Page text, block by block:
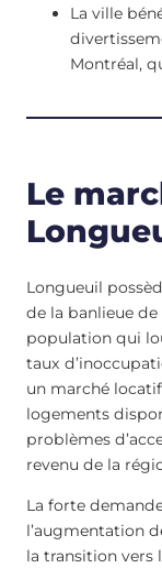
La ville
Montréal,
Le
Longueuil
de la banlieue
population qui
taux
un marché
logements
problèmes
revenu de la
La forte
l’augmentation
la transition vers